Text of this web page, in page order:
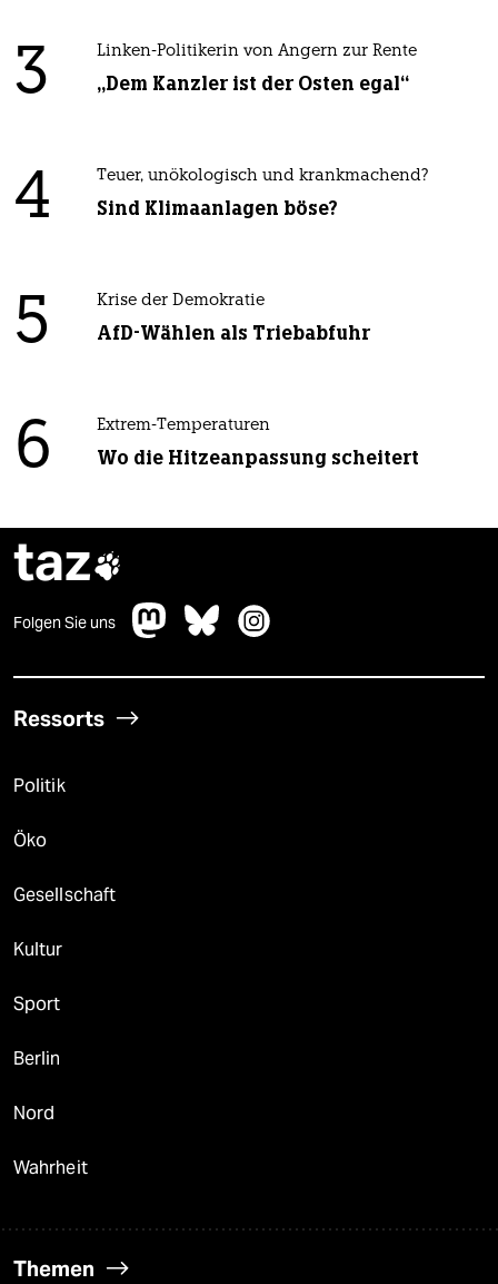
3 Linken-Politikerin von Angern zur Rente
„Dem Kanzler ist der Osten egal“
4 Teuer, unökologisch und krankmachend?
Sind Klimaanlagen böse?
5 Krise der Demokratie
AfD-Wählen als Triebabfuhr
6 Extrem-Temperaturen
Wo die Hitzeanpassung scheitert
taz
Folgen Sie uns
Ressorts
Politik
Öko
Gesellschaft
Kultur
Sport
Berlin
Nord
Wahrheit
Themen